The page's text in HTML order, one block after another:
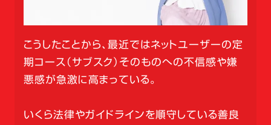
こうしたことから、最近ではネットユーザーの定
期コース（サブスク）そのものへの不信感や嫌
悪感が急激に高まっている。
いくら法律やガイドラインを順守している善良